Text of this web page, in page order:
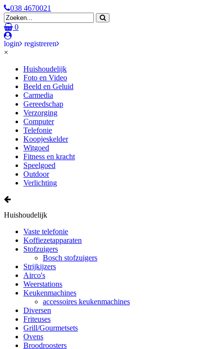
038 4670021
0
login
registreren
×
Huishoudelijk
Foto en Video
Beeld en Geluid
Carmedia
Gereedschap
Verzorging
Computer
Telefonie
Koopjeskelder
Witgoed
Fitness en kracht
Speelgoed
Outdoor
Verlichting
Huishoudelijk
Vaste telefonie
Koffiezetapparaten
Stofzuigers
Bosch stofzuigers
Strijkijzers
Airco's
Weerstations
Keukenmachines
accessoires keukenmachines
Diversen
Friteuses
Grill/Gourmetsets
Ovens
Broodroosters